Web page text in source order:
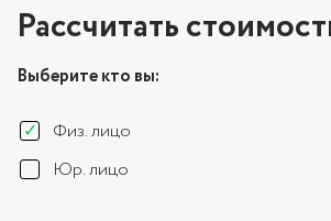
Рассчитать
Выберите кто вы:
Физ. лицо
Юр. лицо